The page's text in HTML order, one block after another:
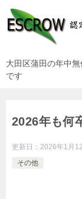
大田区蒲田の年中
です
2026年も何
更新日： 2026年1月
その他